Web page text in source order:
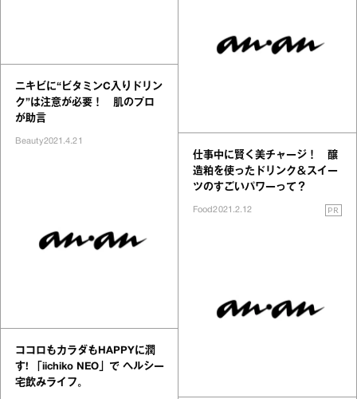
ニキビに“ビタミンC入りドリン
ク”は注意が必要！ 肌のプロ
が助言
Beauty2021.4.21
ココロもカラダもHAPPYに潤
す! 「iichiko NEO」で ヘルシー
宅飲みライフ。
仕事中に賢く美チャージ！ 醸
造粕を使ったドリンク＆スイー
ツのすごいパワーって？
Food2021.2.12 PR